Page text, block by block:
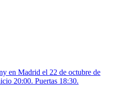
en Madrid el 22 de octubre de
20:00. Puertas 18:30.